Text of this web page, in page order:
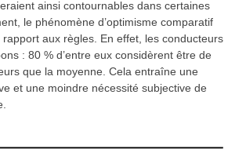
ainsi contournables dans certaines
le phénomène d’optimisme comparatif
aux règles. En effet, les conducteurs
: 80 % d’entre eux considèrent être de
que la moyenne. Cela entraîne une
et une moindre nécessité subjective de